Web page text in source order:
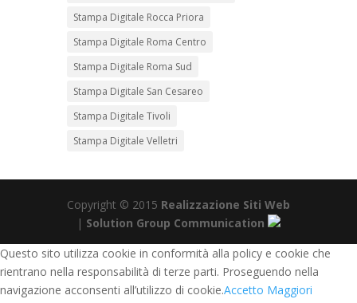
Stampa Digitale Rocca Priora
Stampa Digitale Roma Centro
Stampa Digitale Roma Sud
Stampa Digitale San Cesareo
Stampa Digitale Tivoli
Stampa Digitale Velletri
Copyright © 2015 Realizzazione Siti Web
| Solution Group Communication
Questo sito utilizza cookie in conformità alla policy e cookie che
rientrano nella responsabilità di terze parti. Proseguendo nella
navigazione acconsenti all’utilizzo di cookie.Accetto Maggiori